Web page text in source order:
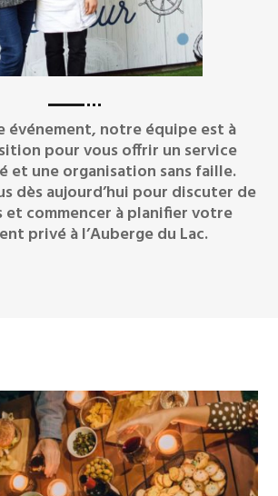
événement, notre équipe est à
pour vous offrir un service
et une organisation sans faille.
dès aujourd’hui pour discuter de
et commencer à planifier votre
privé à l’Auberge du Lac.